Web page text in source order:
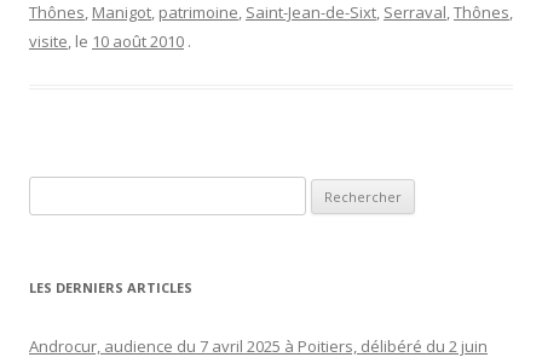
Thônes, Manigot, patrimoine, Saint-Jean-de-Sixt, Serraval,Thônes,
visite, le 10 août 2010 .
LES DERNIERS ARTICLES
Androcur, audience du 7 avril 2025 à Poitiers, délibéré du 2 juin